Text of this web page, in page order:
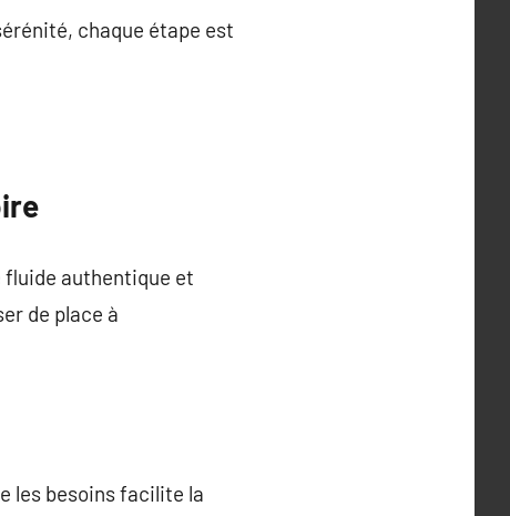
chaque étape est
authentique et
de place à
les besoins facilite la